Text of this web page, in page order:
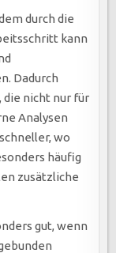
durch die
kann
Dadurch
die nicht nur für
Analysen
wo
häufig
zusätzliche
gut, wenn